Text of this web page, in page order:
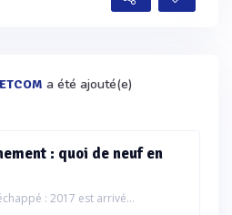
a été ajouté(e)
: quoi de neuf en
: 2017 est arrivé...